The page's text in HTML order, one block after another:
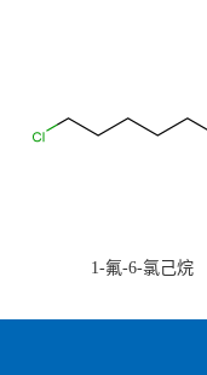
1-氟-6-氯己烷